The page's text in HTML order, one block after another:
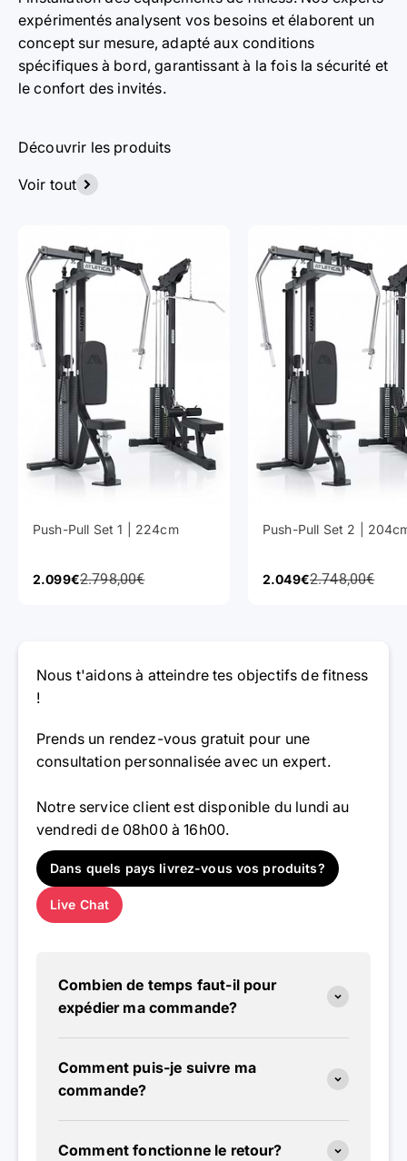
expérimentés analysent vos besoins et élaborent un
concept sur mesure, adapté aux conditions
spécifiques à bord, garantissant à la fois la sécurité et
le confort des invités.
Découvrir les produits
Voir tout
Push-Pull Set 1 | 224cm
Prix affiché
2.099€Prix normal
2.798,00€
Push-Pull Set 2 |
Prix affiché
2.049€Prix normal
2.748,00€
Nous t'aidons à atteindre tes objectifs de fitness
!
Prends un rendez-vous gratuit pour une
consultation personnalisée avec un expert.
Notre service client est disponible du lundi au
vendredi de 08h00 à 16h00.
Dans quels pays livrez-vous vos produits?
Live Chat
Combien de temps faut-il pour
expédier ma commande?
Comment puis-je suivre ma
commande?
Comment fonctionne le retour?